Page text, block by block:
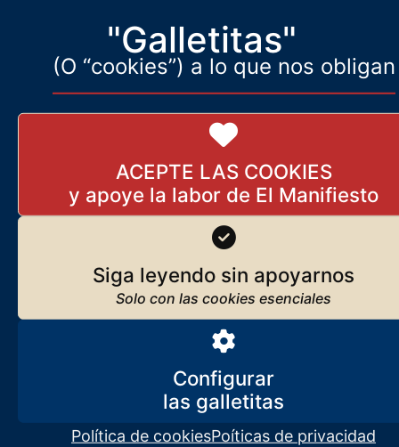
"Galletitas"
(O “cookies”) a lo que nos obligan
ACEPTE LAS COOKIES
Siga leyendo sin apoyarnos
Configurar
Política de cookiesPoíticas de privacidad